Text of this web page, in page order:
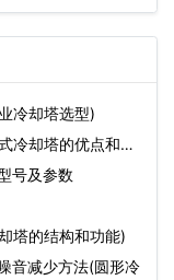
冷却塔选型)
冷却塔的优点和缺
号及参数
塔的结构和功能)
音减少方法(圆形冷